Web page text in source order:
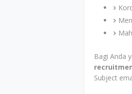
Bagi Anda
Subject